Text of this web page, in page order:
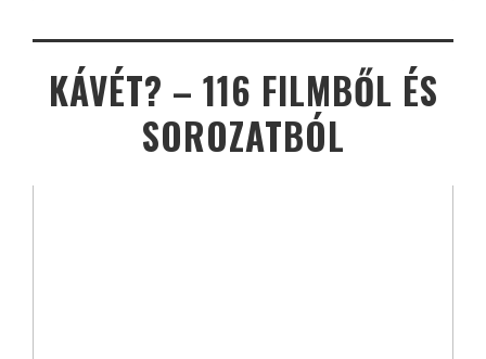
KÁVÉT? – 116 FILMBŐL ÉS
SOROZATBÓL